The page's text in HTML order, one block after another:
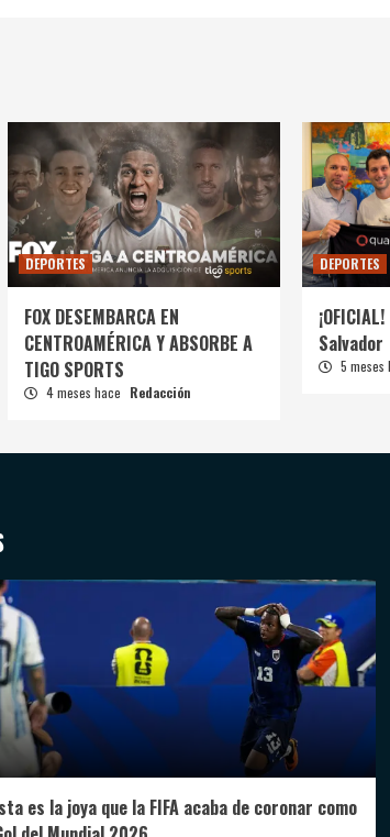
DEPORTES
FOX DESEMBARCA EN
CENTROAMÉRICA Y ABSORBE A
TIGO SPORTS
4 meses hace Redacción
DEPORTES
Salvador
5
es la joya que la FIFA acaba de coronar como